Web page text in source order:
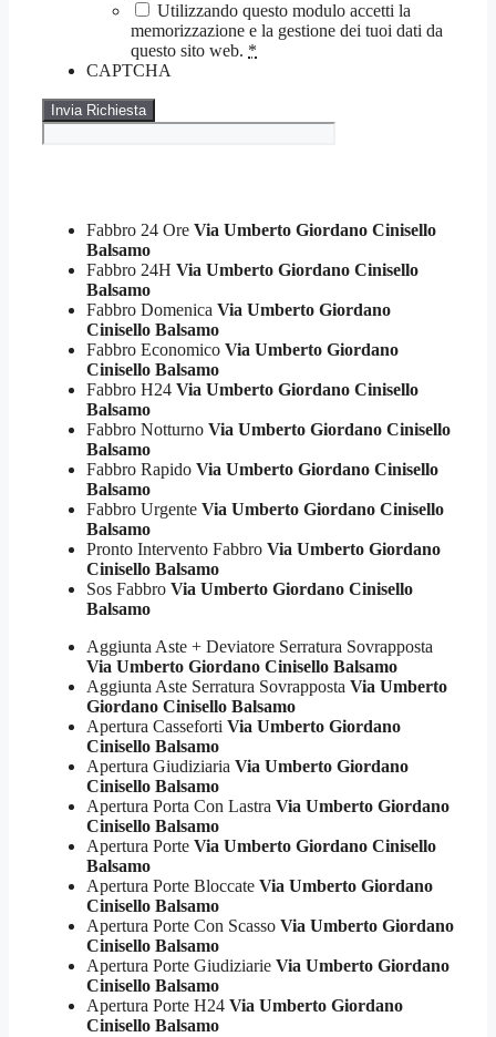
Utilizzando questo modulo accetti la
memorizzazione e la gestione dei tuoi dati da
questo sito web. *
CAPTCHA
Fabbro 24 Ore Via Umberto Giordano Cinisello
Balsamo
Fabbro 24H Via Umberto Giordano Cinisello
Balsamo
Fabbro Domenica Via Umberto Giordano
Cinisello Balsamo
Fabbro Economico Via Umberto Giordano
Cinisello Balsamo
Fabbro H24 Via Umberto Giordano Cinisello
Balsamo
Fabbro Notturno Via Umberto Giordano Cinisello
Balsamo
Fabbro Rapido Via Umberto Giordano Cinisello
Balsamo
Fabbro Urgente Via Umberto Giordano Cinisello
Balsamo
Pronto Intervento Fabbro Via Umberto Giordano
Cinisello Balsamo
Sos Fabbro Via Umberto Giordano Cinisello
Balsamo
Aggiunta Aste + Deviatore Serratura Sovrapposta
Via Umberto Giordano Cinisello Balsamo
Aggiunta Aste Serratura Sovrapposta Via Umberto
Giordano Cinisello Balsamo
Apertura Casseforti Via Umberto Giordano
Cinisello Balsamo
Apertura Giudiziaria Via Umberto Giordano
Cinisello Balsamo
Apertura Porta Con Lastra Via Umberto Giordano
Cinisello Balsamo
Apertura Porte Via Umberto Giordano Cinisello
Balsamo
Apertura Porte Bloccate Via Umberto Giordano
Cinisello Balsamo
Apertura Porte Con Scasso Via Umberto Giordano
Cinisello Balsamo
Apertura Porte Giudiziarie Via Umberto Giordano
Cinisello Balsamo
Apertura Porte H24 Via Umberto Giordano
Cinisello Balsamo